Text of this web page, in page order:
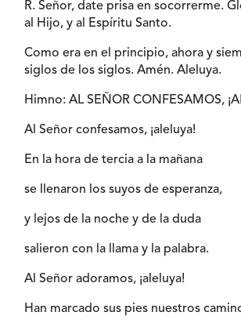
R. Señor, date prisa en socorrerme.
al Hijo, y al Espíritu Santo.
Como era en el principio, ahora y
siglos de los siglos. Amén. Aleluya.
Himno: AL SEÑOR CONFESAMOS,
Al Señor confesamos, ¡aleluya!
En la hora de tercia a la mañana
se llenaron los suyos de esperanza,
y lejos de la noche y de la duda
salieron con la llama y la palabra.
Al Señor adoramos, ¡aleluya!
Han marcado sus pies nuestros